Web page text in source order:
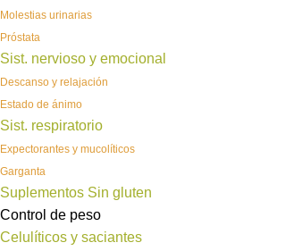
Molestias urinarias
Próstata
Sist. nervioso y emocional
Descanso y relajación
Estado de ánimo
Sist. respiratorio
Expectorantes y mucolíticos
Garganta
Suplementos Sin gluten
Control de peso
Celulíticos y saciantes